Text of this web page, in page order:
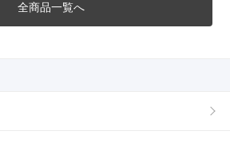
全商品一覧へ